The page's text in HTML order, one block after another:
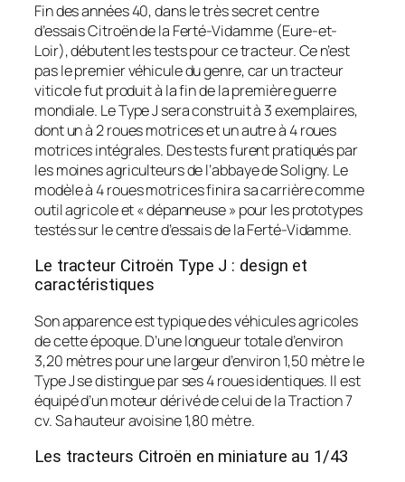
Fin des années 40, dans le très secret centre
d’essais Citroën de la Ferté-Vidamme (Eure-et-
Loir), débutent les tests pour ce tracteur. Ce n’est
pas le premier véhicule du genre, car un tracteur
viticole fut produit à la fin de la première guerre
mondiale. Le Type J sera construit à 3 exemplaires,
dont un à 2 roues motrices et un autre à 4 roues
motrices intégrales. Des tests furent pratiqués par
les moines agriculteurs de l’abbaye de Soligny. Le
modèle à 4 roues motrices finira sa carrière comme
outil agricole et « dépanneuse » pour les prototypes
testés sur le centre d’essais de la Ferté-Vidamme.
Le tracteur Citroën Type J : design et
caractéristiques
Son apparence est typique des véhicules agricoles
de cette époque. D’une longueur totale d’environ
3,20 mètres pour une largeur d’environ 1,50 mètre le
Type J se distingue par ses 4 roues identiques. Il est
équipé d’un moteur dérivé de celui de la Traction 7
cv. Sa hauteur avoisine 1,80 mètre.
Les tracteurs Citroën en miniature au 1/43